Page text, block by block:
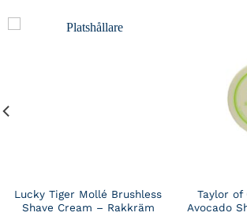
Lucky Tiger Mollé Brushless
Shave Cream – Rakkräm
Taylor
Avocado